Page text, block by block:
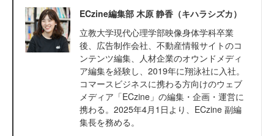
ECzine編集部 木原 静香（キハラシズカ）
立教大学現代心理学部映像身体学科卒業
後、広告制作会社、不動産情報サイトのコ
ンテンツ編集、人材企業のオウンドメディ
ア編集を経験し、2019年に翔泳社に入社。
コマースビジネスに携わる方向けのウェブ
メディア「ECzine」の編集・企画・運営に
携わる。2025年4月1日より、ECzine 副編
集長を務める。